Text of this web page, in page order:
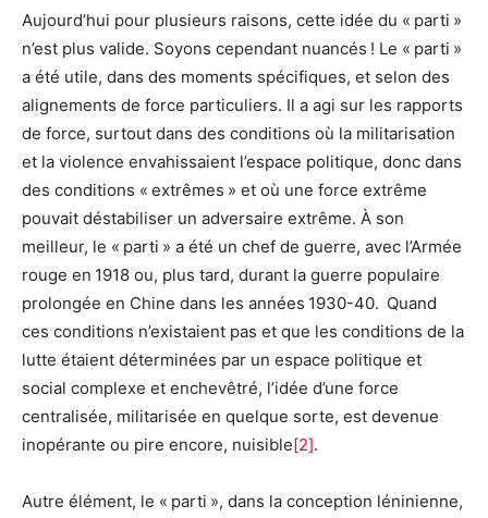
Aujourd’hui pour plusieurs raisons, cette idée du « parti »
n’est plus valide. Soyons cependant nuancés ! Le « parti »
a été utile, dans des moments spécifiques, et selon des
alignements de force particuliers. Il a agi sur les rapports
de force, surtout dans des conditions où la militarisation
et la violence envahissaient l’espace politique, donc dans
des conditions « extrêmes » et où une force extrême
pouvait déstabiliser un adversaire extrême. À son
meilleur, le « parti » a été un chef de guerre, avec l’Armée
rouge en 1918 ou, plus tard, durant la guerre populaire
prolongée en Chine dans les années 1930-40. Quand
ces conditions n’existaient pas et que les conditions de la
lutte étaient déterminées par un espace politique et
social complexe et enchevêtré, l’idée d’une force
centralisée, militarisée en quelque sorte, est devenue
inopérante ou pire encore, nuisible[2].
Autre élément, le « parti », dans la conception léninienne,